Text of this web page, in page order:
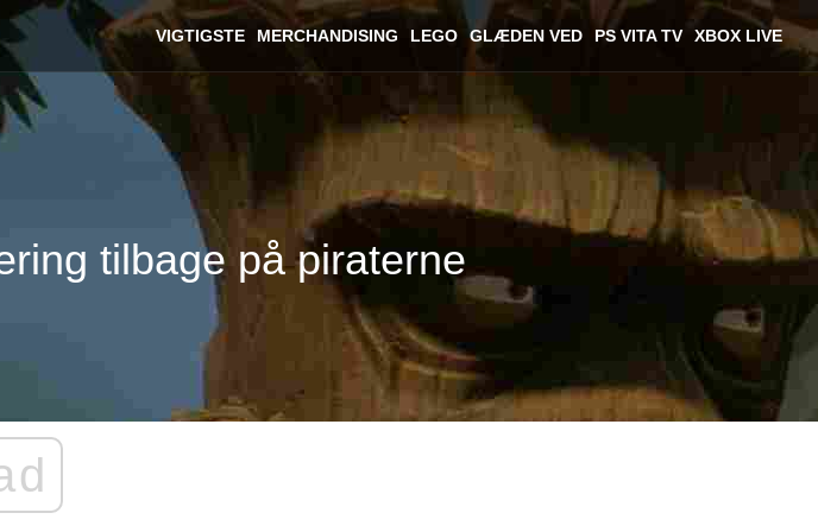
VIGTIGSTE MERCHANDISING LEGO GLÆDEN VED PS VITA TV XBOX LIVE
tilbage på piraterne